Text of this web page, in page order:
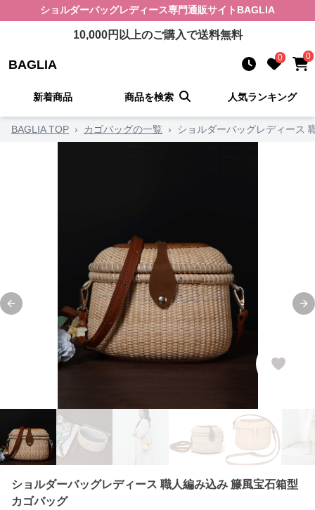
ショルダーバッグレディース専門通販サイト BAGLIA
10,000円以上のご購入で送料無料
BAGLIA 0 0
新着商品 商品を検索 人気ランキング
BAGLIA TOP › カゴバッグの一覧 › ショルダーバッグレディース
Previous slide
ショルダーバッグレディース 職人編み込み 籐風宝石箱型
カゴバッグ